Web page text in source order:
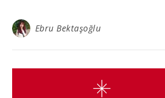
Ebru Bektaşoğlu